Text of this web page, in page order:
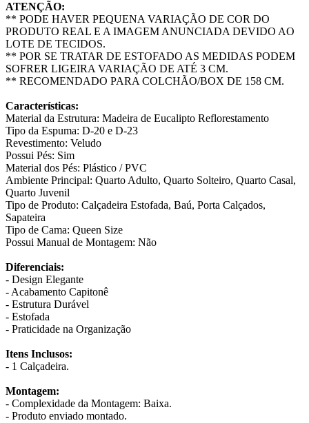
ATENÇÃO:
** PODE HAVER PEQUENA VARIAÇÃO DE COR DO
PRODUTO REAL E A IMAGEM ANUNCIADA DEVIDO AO
LOTE DE TECIDOS.
** POR SE TRATAR DE ESTOFADO AS MEDIDAS PODEM
SOFRER LIGEIRA VARIAÇÃO DE ATÉ 3 CM.
** RECOMENDADO PARA COLCHÃO/BOX DE 158 CM.
Características:
Material da Estrutura: Madeira de Eucalipto Reflorestamento
Tipo da Espuma: D-20 e D-23
Revestimento: Veludo
Possui Pés: Sim
Material dos Pés: Plástico / PVC
Ambiente Principal: Quarto Adulto, Quarto Solteiro, Quarto Casal,
Quarto Juvenil
Tipo de Produto: Calçadeira Estofada, Baú, Porta Calçados,
Sapateira
Tipo de Cama: Queen Size
Possui Manual de Montagem: Não
Diferenciais:
- Design Elegante
- Acabamento Capitonê
- Estrutura Durável
- Estofada
- Praticidade na Organização
Itens Inclusos:
- 1 Calçadeira.
Montagem:
- Complexidade da Montagem: Baixa.
- Produto enviado montado.